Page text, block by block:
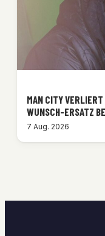
MAN CITY
WUNSCH-ERSATZ
7 Aug. 2026